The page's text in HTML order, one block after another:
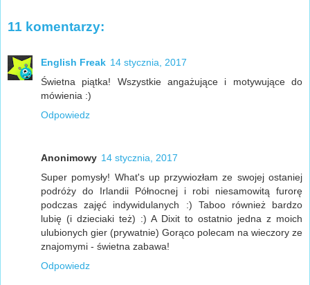
11 komentarzy:
English Freak 14 stycznia, 2017
Świetna piątka! Wszystkie angażujące i motywujące do
mówienia :)
Odpowiedz
Anonimowy 14 stycznia, 2017
Super pomysły! What's up przywiozłam ze swojej ostaniej
podróży do Irlandii Północnej i robi niesamowitą furorę
podczas zajęć indywidulanych :) Taboo również bardzo
lubię (i dzieciaki też) :) A Dixit to ostatnio jedna z moich
ulubionych gier (prywatnie) Gorąco polecam na wieczory ze
znajomymi - świetna zabawa!
Odpowiedz